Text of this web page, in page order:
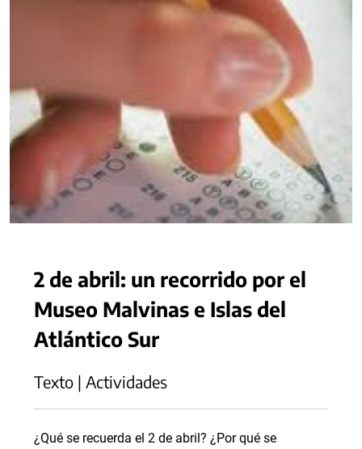
2 de abril: un recorrido por el
Museo Malvinas e Islas del
Atlántico Sur
Texto | Actividades
¿Qué se recuerda el 2 de abril? ¿Por qué se